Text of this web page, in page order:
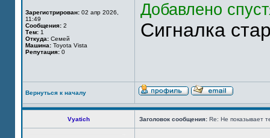
Зарегистрирован: 02 апр 2026,
11:49
Сообщения: 2
Тем: 1
Откуда: Семей
Машина: Toyota Vista
Репутация: 0
Добавлено
Сигналка
Вернуться к началу
Vyatich Заголовок сообщения: Re: Не показывает